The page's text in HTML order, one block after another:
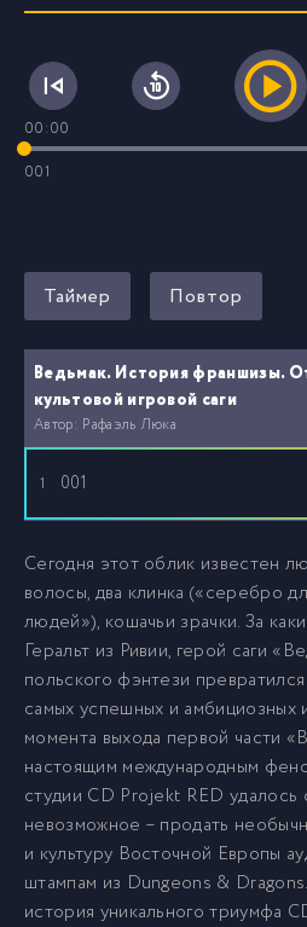
00:00
001
Таймер Повтор
Ведьмак. История франшизы.
культовой игровой саги
Автор: Рафаэль Люка
1 001
Сегодня этот облик известен
волосы, два клинка («серебро
людей»), кошачьи зрачки. За
Геральт из Ривии, герой саги
польского фэнтези
самых успешных и амбициозных
момента выхода первой части
настоящим международным
студии CD Projekt RED удалось
невозможное – продать
и культуру Восточной Европы
штампам из Dungeons &
история уникального триумфа